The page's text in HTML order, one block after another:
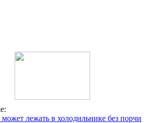
лежать в холодильнике без порчи